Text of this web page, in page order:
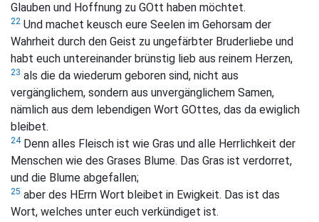
Glauben und Hoffnung zu GOtt haben möchtet.
22 Und machet keusch eure Seelen im Gehorsam der
Wahrheit durch den Geist zu ungefärbter Bruderliebe und
habt euch untereinander brünstig lieb aus reinem Herzen,
23 als die da wiederum geboren sind, nicht aus
vergänglichem, sondern aus unvergänglichem Samen,
nämlich aus dem lebendigen Wort GOttes, das da ewiglich
bleibet.
24Denn alles Fleisch ist wie Gras und alle Herrlichkeit der
Menschen wie des Grases Blume. Das Gras ist verdorret,
und die Blume abgefallen;
25 aber des HErrn Wort bleibet in Ewigkeit. Das ist das
Wort, welches unter euch verkündiget ist.